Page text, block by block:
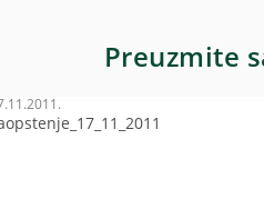
Preuzmite